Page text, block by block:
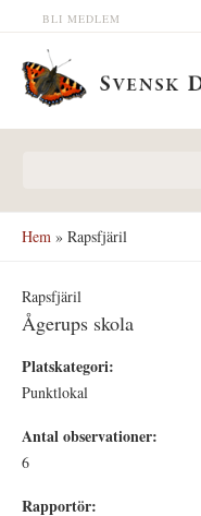
Hoppa till huvudinnehåll
BLI MEDLEM
Hem » Rapsfjäril
Rapsfjäril
Ågerups skola
Platskategori:
Punktlokal
Antal observationer:
6
Rapportör: